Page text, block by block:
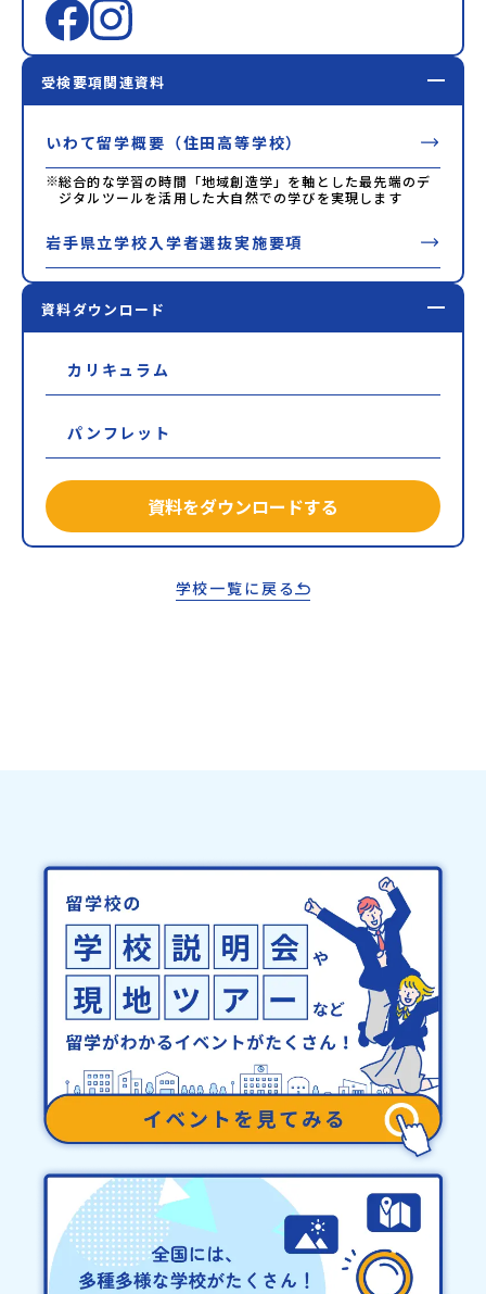
受検要項関連資料
いわて留学概要（住田高等学校）
※総合的な学習の時間「地域創造学」を軸とした最先端のデ
ジタルツールを活用した大自然での学びを実現します
岩手県立学校入学者選抜実施要項
資料ダウンロード
カリキュラム
パンフレット
資料をダウンロードする
学校一覧に戻る